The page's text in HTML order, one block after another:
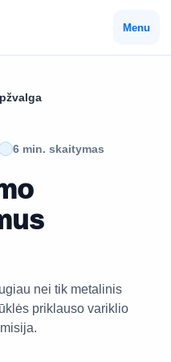
Menu
6 min. skaitymas
nei tik metalinis
priklauso variklio